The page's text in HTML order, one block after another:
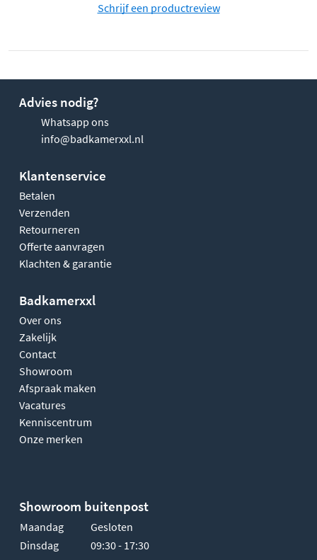
Schrijf een productreview
Advies nodig?
Whatsapp ons
info@badkamerxxl.nl
Klantenservice
Betalen
Verzenden
Retourneren
Offerte aanvragen
Klachten & garantie
Badkamerxxl
Over ons
Zakelijk
Contact
Showroom
Afspraak maken
Vacatures
Kenniscentrum
Onze merken
Showroom buitenpost
Maandag
Gesloten
Dinsdag
09:30 - 17:30